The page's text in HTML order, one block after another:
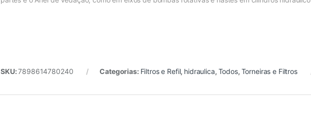
SKU:7898614780240 Categorias: Filtros e Refil, hidraulica, Todos, Torneiras e Filtros